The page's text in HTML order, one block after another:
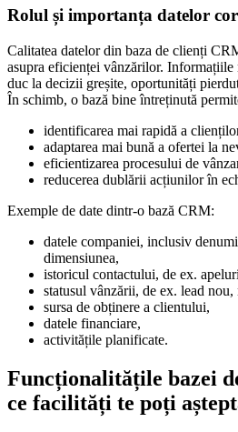
Rolul și importanța datelor
Calitatea datelor din baza de clienți
asupra eficienței vânzărilor. Informațiile
duc la decizii greșite, oportunități
În schimb, o bază bine întreținută
identificarea mai rapidă a
adaptarea mai bună a ofertei la
eficientizarea procesului de
reducerea dublării acțiunilor în
Exemple de date dintr-o bază CRM:
datele companiei, inclusiv
dimensiunea,
istoricul contactului, de ex.
statusul vânzării, de ex. lead
sursa de obținere a clientului,
datele financiare,
activitățile planificate.
Funcționalitățile bazei
ce facilități te poți